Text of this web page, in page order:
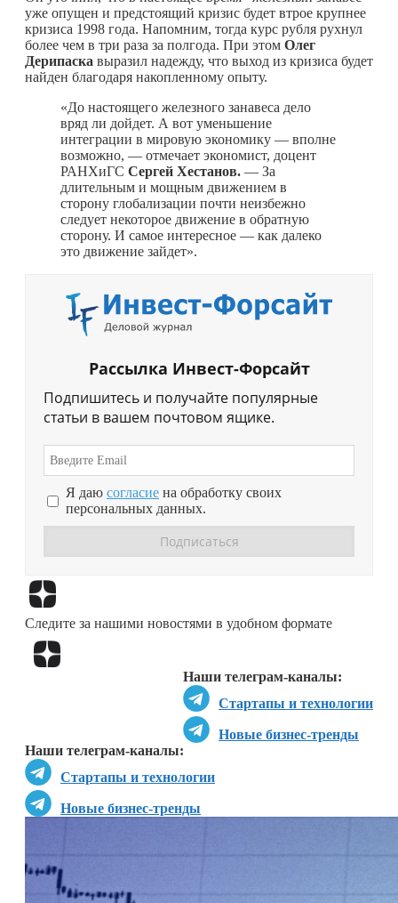
уже опущен и предстоящий кризис будет втрое крупнее
кризиса 1998 года. Напомним, тогда курс рубля рухнул
более чем в три раза за полгода. При этом Олег
Дерипаска выразил надежду, что выход из кризиса будет
найден благодаря накопленному опыту.
«До настоящего железного занавеса дело
вряд ли дойдет. А вот уменьшение
интеграции в мировую экономику — вполне
возможно, — отмечает экономист, доцент
РАНХиГС Сергей Хестанов. — За
длительным и мощным движением в
сторону глобализации почти неизбежно
следует некоторое движение в обратную
сторону. И самое интересное — как далеко
это движение зайдет».
Рассылка Инвест-Форсайт
Подпишитесь и получайте популярные
статьи в вашем почтовом ящике.
Я даю согласие на обработку своих
персональных данных.
Следите за нашими новостями в удобном формате
Наши телеграм-каналы:
Стартапы и технологии
Новые бизнес-тренды
Наши телеграм-каналы:
Стартапы и технологии
Новые бизнес-тренды